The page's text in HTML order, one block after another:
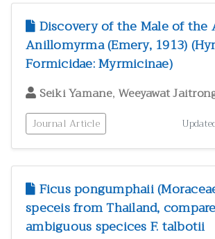
Discovery of the Male of the
Anillomyrma (Emery, 1913)
Formicidae: Myrmicinae)
Seiki Yamane, Weeyawat
Journal Article
Ficus pongumphaii
speceis from Thailand,
ambiguous specices F. talbotii